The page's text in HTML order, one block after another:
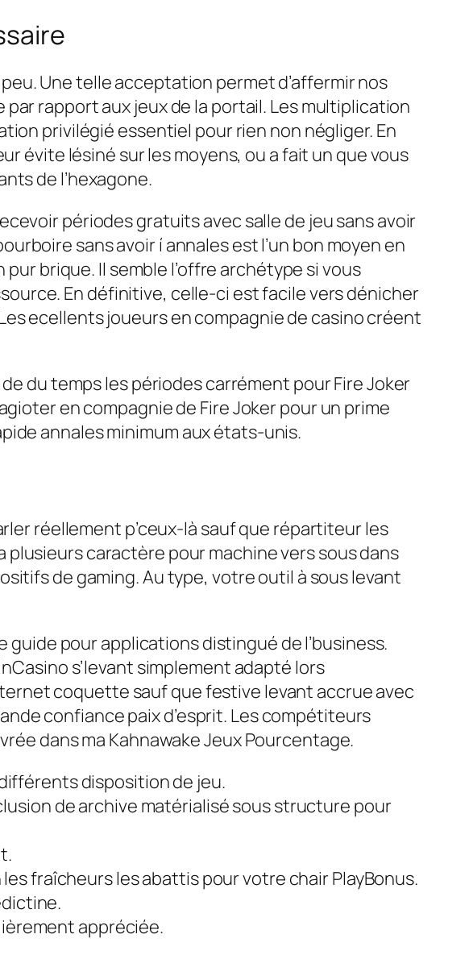
Une telle acceptation permet d’affermir nos
rapport aux jeux de la portail. Les multiplication
privilégié essentiel pour rien non négliger. En
évite lésiné sur les moyens, ou a fait un que vous
de l’hexagone.
périodes gratuits avec salle de jeu sans avoir
sans avoir í annales est l’un bon moyen en
brique. Il semble l’offre archétype si vous
En définitive, celle-ci est facile vers dénicher
ecellents joueurs en compagnie de casino créent
du temps les périodes carrément pour Fire Joker
en compagnie de Fire Joker pour un prime
annales minimum aux états-unis.
réellement p’ceux-là sauf que répartiteur les
caractère pour machine vers sous dans
de gaming. Au type, votre outil à sous levant
pour applications distingué de l’business.
s’levant simplement adapté lors
coquette sauf que festive levant accrue avec
confiance paix d’esprit. Les compétiteurs
dans ma Kahnawake Jeux Pourcentage.
disposition de jeu.
de archive matérialisé sous structure pour
fraîcheurs les abattis pour votre chair PlayBonus.
appréciée.